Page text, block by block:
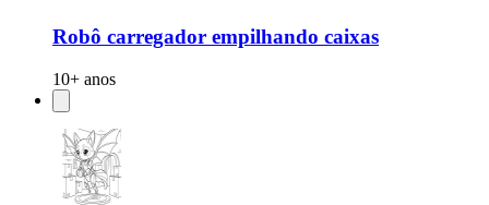
Robô carregador empilhando caixas
10+ anos